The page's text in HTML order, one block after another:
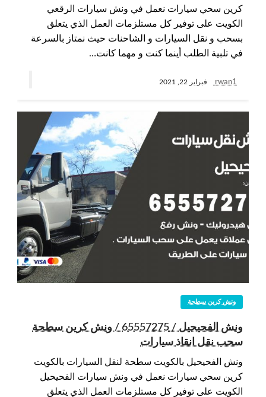
كرين سحي سيارات نعمل في ونش سيارات الرقعي
الكويت على توفير كل مستلزمات العمل الذي يتعلق
بسحب و نقل السيارات و الشاحنات حيث نمتاز بالسرعة
في تلبية الطلب أينما كنت و مهما كانت…
rwan1 فبراير 22, 2021
ونش كرين سطحة
ونش الفحيحيل / 65557275 / ونش كرين سطحة
سحب نقل انقاذ سيارات
ونش الفحيحيل بالكويت سطحة لنقل السيارات بالكويت
كرين سحي سيارات نعمل في ونش سيارات الفحيحيل
الكويت على توفير كل مستلزمات العمل الذي يتعلق